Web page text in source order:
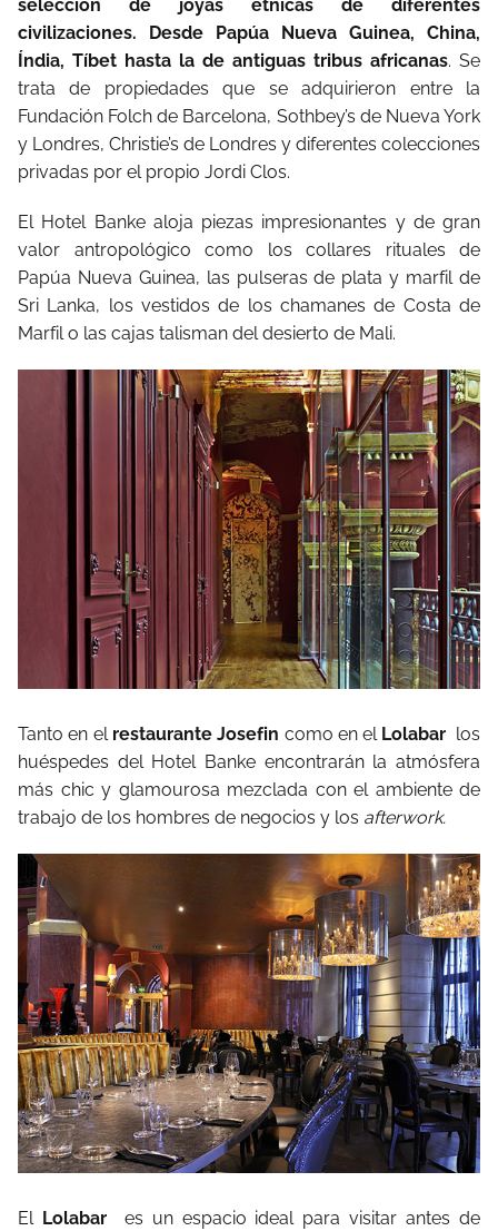
selección de joyas étnicas de diferentes
civilizaciones. Desde Papúa Nueva Guinea, China,
Índia, Tíbet hasta la de antiguas tribus africanas. Se
trata de propiedades que se adquirieron entre la
Fundación Folch de Barcelona, Sothbey’s de Nueva York
y Londres, Christie’s de Londres y diferentes colecciones
privadas por el propio Jordi Clos.
El Hotel Banke aloja piezas impresionantes y de gran
valor antropológico como los collares rituales de
Papúa Nueva Guinea, las pulseras de plata y marfil de
Sri Lanka, los vestidos de los chamanes de Costa de
Marfil o las cajas talisman del desierto de Mali.
Tanto en el restaurante Josefin como en el Lolabar los
huéspedes del Hotel Banke encontrarán la atmósfera
más chic y glamourosa mezclada con el ambiente de
trabajo de los hombres de negocios y los afterwork.
El Lolabar es un espacio ideal para visitar antes de